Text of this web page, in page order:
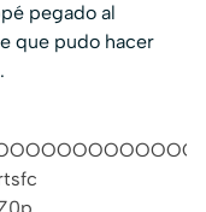
pegado al
que pudo hacer